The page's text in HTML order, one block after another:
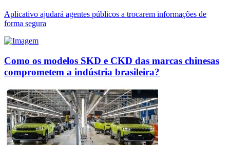
Aplicativo ajudará agentes públicos a trocarem informações de
forma segura
Como os modelos SKD e CKD das marcas chinesas
comprometem a indústria brasileira?